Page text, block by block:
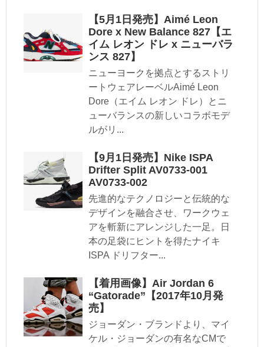
【5月1日発売】Aimé Leon
Dore x New Balance 827【エ
イム レオン ドレ x ニューバラ
ンス 827】
ニューヨークを拠点とするストリ
ートウェアレーベルAimé Leon
Dore（エイム レオン ドレ）とニ
ューバランスの新しいコラボモデ
ルがリ...
【9月1日発売】Nike ISPA
Drifter Split AV0733-001
AV0733-002
先進的なテクノロジーと伝統的な
デザインを融合させ、ワークウェ
アを斬新にアレンジした一足。日
本の足袋にヒントを得たナイキ
ISPA ドリフター...
【着用画像】Air Jordan 6
“Gatorade”【2017年10月発
売】
ジョーダン・ブランドより、マイ
ケル・ジョーダンの有名なCMで